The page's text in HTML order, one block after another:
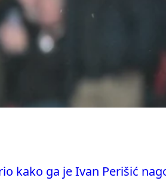
kako ga je Ivan Perišić